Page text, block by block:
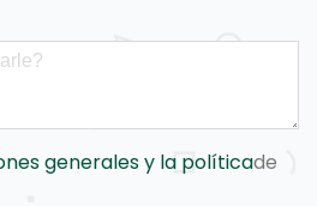
generales y la políticade